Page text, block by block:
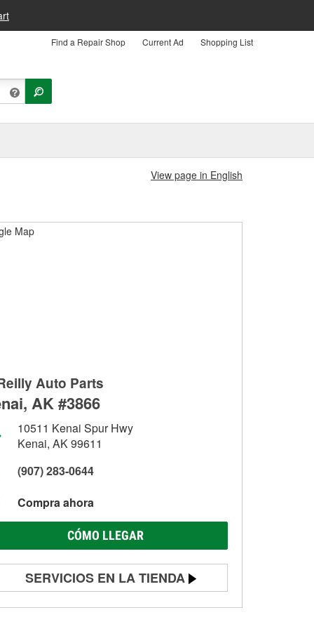
Find a Repair Shop Current Ad Shopping List
View page in English
Auto Parts
AK #3866
10511 Kenai Spur Hwy
Kenai, AK 99611
(907) 283-0644
Compra ahora
CÓMO LLEGAR
SERVICIOS EN LA TIENDA
Prueba de batería